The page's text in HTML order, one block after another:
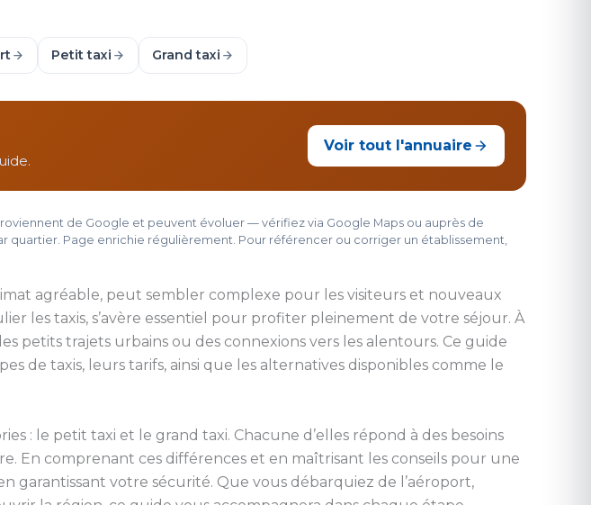
Petit taxi Grand taxi
Voir tout l'annuaire
de Google et peuvent évoluer — vérifiez via Google Maps ou auprès de
quartier. Page enrichie régulièrement. Pour référencer ou corriger un établissement,
agréable, peut sembler complexe pour les visiteurs et nouveaux
les taxis, s’avère essentiel pour profiter pleinement de votre séjour. À
petits trajets urbains ou des connexions vers les alentours. Ce guide
de taxis, leurs tarifs, ainsi que les alternatives disponibles comme le
: le petit taxi et le grand taxi. Chacune d’elles répond à des besoins
En comprenant ces différences et en maîtrisant les conseils pour une
garantissant votre sécurité. Que vous débarquiez de l’aéroport,